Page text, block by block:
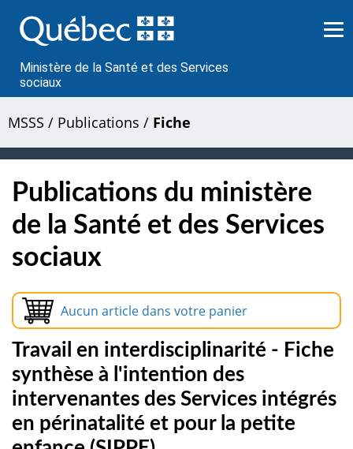
au
contenu
Ministère de la Santé et des Services
sociaux
MSSS / Publications / Fiche
Publications du ministère
de la Santé et des Services
sociaux
Aucun article dans votre panier
Travail en interdisciplinarité - Fiche
synthèse à l'intention des
intervenantes des Services intégrés
en périnatalité et pour la petite